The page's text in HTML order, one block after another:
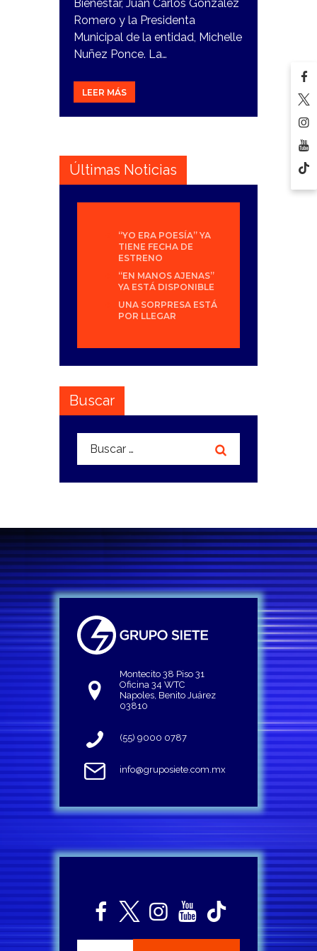
Bienestar, Juan Carlos González
Romero y la Presidenta
Municipal de la entidad, Michelle
Nuñez Ponce. La…
LEER MÁS
Últimas Noticias
“YO ERA POESÍA” YA
TIENE FECHA DE
ESTRENO
“EN MANOS AJENAS”
YA ESTÁ DISPONIBLE
UNA SORPRESA ESTÁ
POR LLEGAR
Buscar
Buscar:
Montecito 38 Piso 31
Oficina 34 WTC
Napoles, Benito Juárez
03810
(55) 9000 0787
info@gruposiete.com.mx